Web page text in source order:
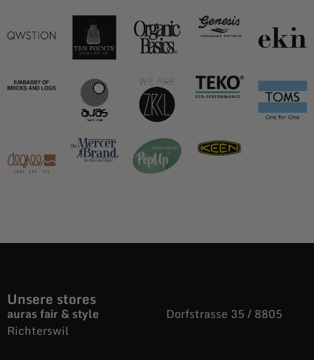
Unsere stores
auras fair & style Dorfstrasse 35 / 8805
Richterswil